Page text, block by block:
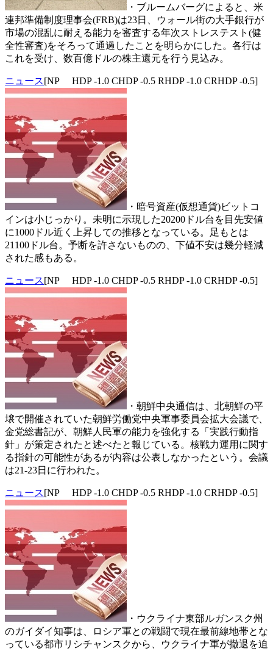
・ブルームバーグによると、米
連邦準備制度理事会(FRB)は23日、ウォール街の大手銀行が
市場の混乱に耐える能力を審査する年次ストレステスト(健
全性審査)をそろって通過したことを明らかにした。各行は
これを受け、数百億ドルの株主還元を行う見込み。
ニュース[NP HDP -1.0 CHDP -0.5 RHDP -1.0 CRHDP -0.5]
・暗号資産(仮想通貨)ビットコ
インは小じっかり。未明に示現した20200ドル台を目先安値
に1000ドル近く上昇しての推移となっている。足もとは
21100ドル台。予断を許さないものの、下値不安は幾分軽減
された感もある。
ニュース[NP HDP -1.0 CHDP -0.5 RHDP -1.0 CRHDP -0.5]
・朝鮮中央通信は、北朝鮮の平
壌で開催されていた朝鮮労働党中央軍事委員会拡大会議で、
金党総書記が、朝鮮人民軍の能力を強化する「実践行動指
針」が策定されたと述べたと報じている。核戦力運用に関す
る指針の可能性があるが内容は公表しなかったという。会議
は21-23日に行われた。
ニュース[NP HDP -1.0 CHDP -0.5 RHDP -1.0 CRHDP -0.5]
・ウクライナ東部ルガンスク州
のガイダイ知事は、ロシア軍との戦闘で現在最前線地帯とな
っている都市リシチャンスクから、ウクライナ軍が撤退を迫